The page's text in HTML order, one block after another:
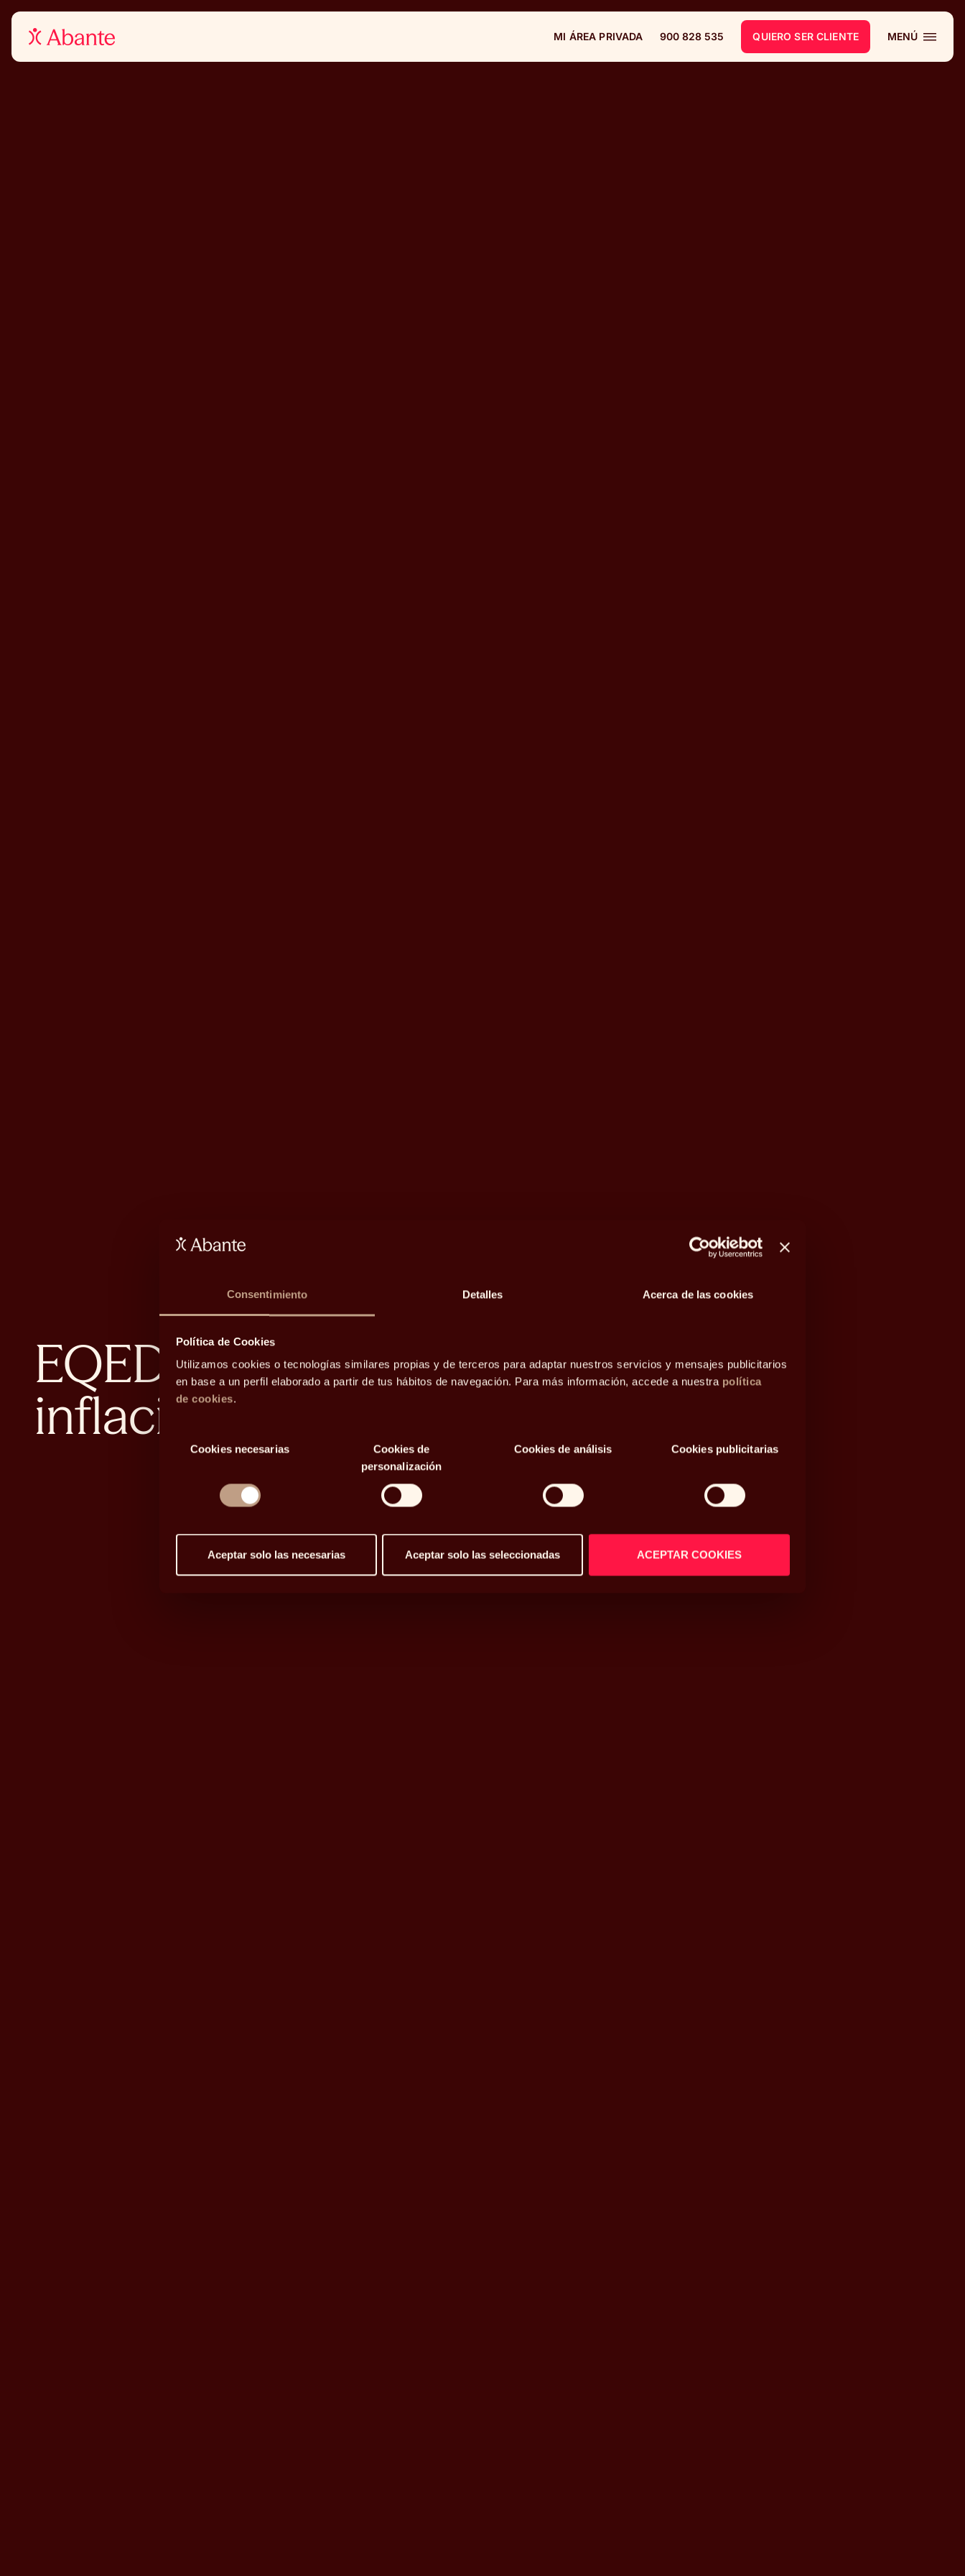
Consentimiento Detalles Acerca de las cookies
Política de Cookies
Utilizamos cookies o tecnologías similares propias y de terceros para adaptar nuestros servicios y mensajes publicitarios
en base a un perfil elaborado a partir de tus hábitos de navegación. Para más información, accede a nuestra política
de cookies.
Selección
Cookies necesarias
Cookies de
personalización
Cookies de análisis Cookies publicitarias
Aceptar solo las necesarias Aceptar solo las seleccionadas ACEPTAR COOKIES
MI ÁREA PRIVADA 900 828 535 QUIERO SER CLIENTE MENÚ
EQED: Cataluña, la
inflación y las vacunas